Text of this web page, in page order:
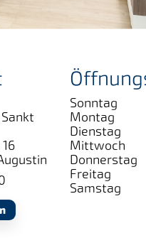
Sonntag
Montag
Dienstag
Mittwoch
Donnerstag
Freitag
Samstag